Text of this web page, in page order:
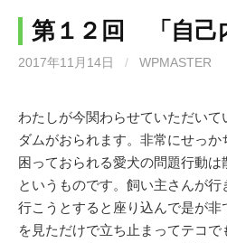
第１２回 「自己
2017年11月14日 / WPMASTER
わたしが今関わらせていただい
ダムがおられます。非常にせっ
困っておられる愛犬の問題行動
というものです。飼い主さんが
行こうとすると座り込んで是が
を見ただけで立ち止まってテコ